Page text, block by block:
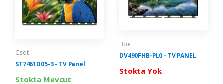
Csot
ST7461D05-3 - TV Panel
Stokta Mevcut
Boe
DV490FHB-PL0 - TV PANEL
Stokta Yok